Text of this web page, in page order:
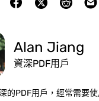
Alan Jiang
資深PDF用戶
的PDF用戶，經常需要